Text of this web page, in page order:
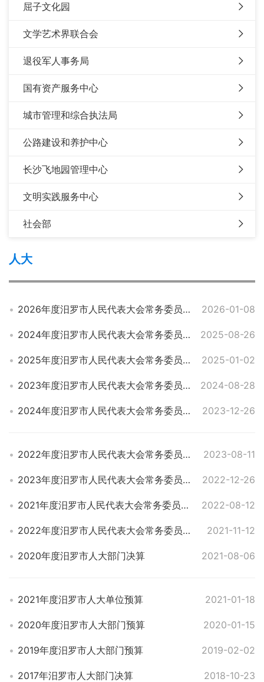
屈子文化园
文学艺术界联合会
退役军人事务局
国有资产服务中心
城市管理和综合执法局
公路建设和养护中心
长沙飞地园管理中心
文明实践服务中心
社会部
人大
2026年度汨罗市人民代表大会常务委员会部门预算公开 2026-01-08
2024年度汨罗市人民代表大会常务委员会部门决算 2025-08-26
2025年度汨罗市人民代表大会常务委员会预算 2025-01-02
2023年度汨罗市人民代表大会常务委员会办公室部门决算 2024-08-28
2024年度汨罗市人民代表大会常务委员会部门预算 2023-12-26
2022年度汨罗市人民代表大会常务委员会部门决算 2023-08-11
2023年度汨罗市人民代表大会常务委员会部门预算 2022-12-26
2021年度汨罗市人民代表大会常务委员会部门决算 2022-08-12
2022年度汨罗市人民代表大会常务委员会部门预算 2021-11-12
2020年度汨罗市人大部门决算 2021-08-06
2021年度汨罗市人大单位预算 2021-01-18
2020年度汨罗市人大部门预算 2020-01-15
2019年度汨罗市人大部门预算 2019-02-02
2017年汨罗市人大部门决算 2018-10-23